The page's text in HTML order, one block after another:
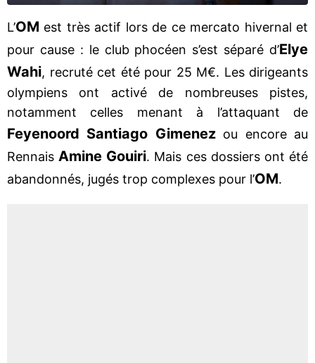
L’OM est très actif lors de ce mercato hivernal et
pour cause : le club phocéen s’est séparé d’Elye
Wahi, recruté cet été pour 25 M€. Les dirigeants
olympiens ont activé de nombreuses pistes,
notamment celles menant à l’attaquant de
Feyenoord Santiago Gimenez ou encore au
Rennais Amine Gouiri. Mais ces dossiers ont été
abandonnés, jugés trop complexes pour l’OM.